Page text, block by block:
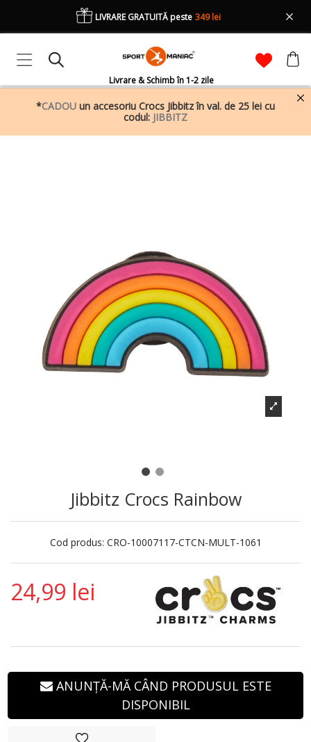
Livrare & Schimb în 1-2 zile
LIVRARE GRATUITĂ peste 349 lei
*CADOU un accesoriu Crocs Jibbitz în val. de 25 lei cu
codul: JIBBITZ
Jibbitz Crocs Rainbow
Cod produs: CRO-10007117-CTCN-MULT-1061
24,99 lei
ANUNȚĂ-MĂ CÂND PRODUSUL ESTE
DISPONIBIL